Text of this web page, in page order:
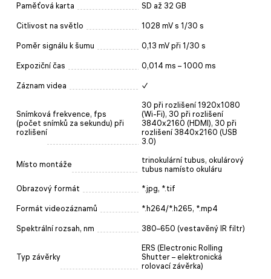
Paměťová karta SD až 32 GB
Citlivost na světlo 1028 mV s 1/30 s
Poměr signálu k šumu 0,13 mV při 1/30 s
Expoziční čas 0,014 ms – 1000 ms
Záznam videa ✓
Snímková frekvence, fps
(počet snímků za sekundu) při
rozlišení
30 při rozlišení 1920x1080
(Wi-Fi), 30 při rozlišení
3840x2160 (HDMI), 30 při
rozlišení 3840x2160 (USB
3.0)
Místo montáže
trinokulární tubus, okulárový
tubus namísto okuláru
Obrazový formát *.jpg, *.tif
Formát videozáznamů *.h264/*.h265, *.mp4
Spektrální rozsah, nm 380–650 (vestavěný IR filtr)
Typ závěrky
ERS (Electronic Rolling
Shutter – elektronická
rolovací závěrka)